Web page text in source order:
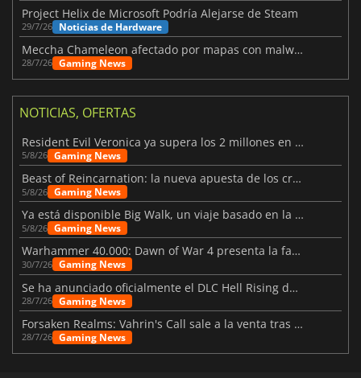
Project Helix de Microsoft Podría Alejarse de Steam
29/7/26 Noticias de Hardware
Meccha Chameleon afectado por mapas con malware y Discord
28/7/26 Gaming News
NOTICIAS, OFERTAS
Resident Evil Veronica ya supera los 2 millones en listas de deseados
5/8/26 Gaming News
Beast of Reincarnation: la nueva apuesta de los creadores de Pokémon
5/8/26 Gaming News
Ya está disponible Big Walk, un viaje basado en la amistad
5/8/26 Gaming News
Warhammer 40.000: Dawn of War 4 presenta la facción de los Necrones
30/7/26 Gaming News
Se ha anunciado oficialmente el DLC Hell Rising de Nioh 3
28/7/26 Gaming News
Forsaken Realms: Vahrin's Call sale a la venta tras una década
28/7/26 Gaming News